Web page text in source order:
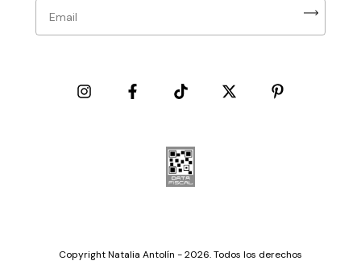
Copyright Natalia Antolín - 2026. Todos los derechos